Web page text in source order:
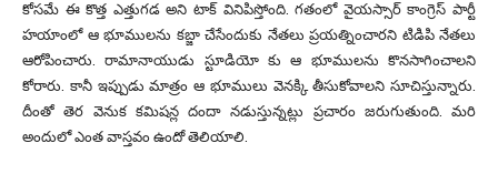
కోసమే ఈ కొత్త ఎత్తుగడ అని టాక్ వినిపిస్తోంది. గతంలో వైయస్సార్ కాంగ్రెస్ పార్టీ
హయాంలో ఆ భూములను కబ్జా చేసేందుకు నేతలు ప్రయత్నించారని టిడిపి నేతలు
ఆరోపించారు. రామానాయుడు స్టూడియో కు ఆ భూములను కొనసాగించాలని
కోరారు. కానీ ఇప్పుడు మాత్రం ఆ భూములు వెనక్కి తీసుకోవాలని సూచిస్తున్నారు.
దీంతో తెర వెనుక కమిషన్ల దందా నడుస్తున్నట్లు ప్రచారం జరుగుతుంది. మరి
అందులో ఎంత వాస్తవం ఉందో తెలియాలి.